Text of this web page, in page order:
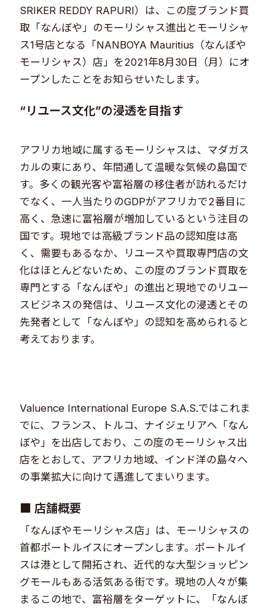
SRIKER REDDY RAPURI）は、この度ブランド買
取「なんぼや」のモーリシャス進出とモーリシャ
ス1号店となる「NANBOYA Mauritius（なんぼや
モーリシャス）店」を2021年8月30日（月）にオ
ープンしたことをお知らせいたします。
“リユース文化”の浸透を目指す​
アフリカ地域に属するモーリシャスは、マダガス
カルの東にあり、年間通して温暖な気候の島国で
す。多くの観光客や富裕層の移住者が訪れるだけ
でなく、一人当たりのGDPがアフリカで2番目に
高く、急速に富裕層が増加しているという注目の
国です。現地では高級ブランド品の認知度は高
く、需要もあるなか、リユースや買取専門店の文
化はほとんどないため、この度のブランド買取を
専門とする「なんぼや」の進出と現地でのリユー
スビジネスの発信は、リユース文化の浸透とその
先発者として「なんぼや」の認知を高められると
考えております。
Valuence International Europe S.A.S.ではこれま
でに、フランス、トルコ、ナイジェリアへ「なん
ぼや」を出店しており、この度のモーリシャス出
店をとおして、アフリカ地域、インド洋の島々へ
の事業拡大に向けて邁進してまいります。
■ 店舗概要​
「なんぼやモーリシャス店」は、モーリシャスの
首都ポートルイスにオープンします。ポートルイ
スは港として開拓され、近代的な大型ショッピン
グモールもある活気ある街です。現地の人々が集
まるこの地で、富裕層をターゲットに、「なんぼ